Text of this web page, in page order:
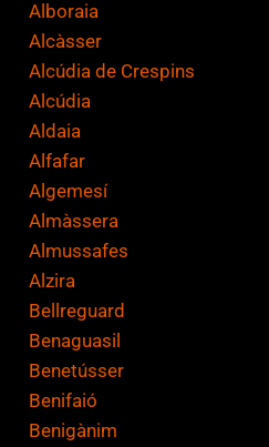
Alboraia
Alcàsser
Alcúdia de Crespins
Alcúdia
Aldaia
Alfafar
Algemesí
Almàssera
Almussafes
Alzira
Bellreguard
Benaguasil
Benetússer
Benifaió
Benigànim